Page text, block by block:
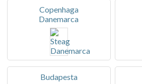
Copenhaga
Danemarca
Budapesta